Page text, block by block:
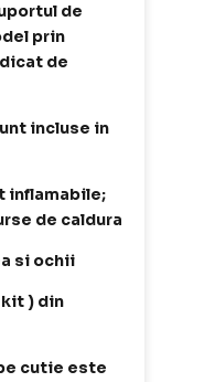
de
prin
de
incluse in
inflamabile;
de caldura
si ochii
) din
cutie este